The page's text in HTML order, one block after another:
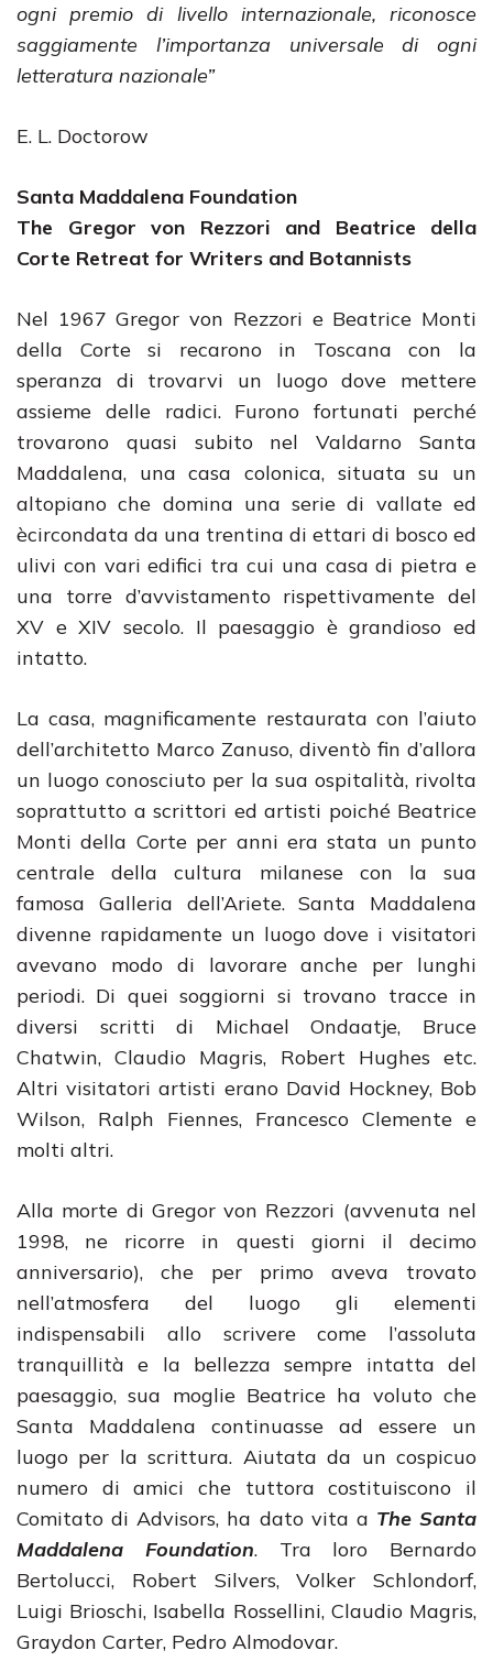
ogni premio di livello internazionale, riconosce
saggiamente l’importanza universale di ogni
letteratura nazionale”
E. L. Doctorow
Santa Maddalena Foundation
The Gregor von Rezzori and Beatrice della
Corte Retreat for Writers and Botannists
Nel 1967 Gregor von Rezzori e Beatrice Monti
della Corte si recarono in Toscana con la
speranza di trovarvi un luogo dove mettere
assieme delle radici. Furono fortunati perché
trovarono quasi subito nel Valdarno Santa
Maddalena, una casa colonica, situata su un
altopiano che domina una serie di vallate ed
ècircondata da una trentina di ettari di bosco ed
ulivi con vari edifici tra cui una casa di pietra e
una torre d’avvistamento rispettivamente del
XV e XIV secolo. Il paesaggio è grandioso ed
intatto.
La casa, magnificamente restaurata con l’aiuto
dell’architetto Marco Zanuso, diventò fin d’allora
un luogo conosciuto per la sua ospitalità, rivolta
soprattutto a scrittori ed artisti poiché Beatrice
Monti della Corte per anni era stata un punto
centrale della cultura milanese con la sua
famosa Galleria dell’Ariete. Santa Maddalena
divenne rapidamente un luogo dove i visitatori
avevano modo di lavorare anche per lunghi
periodi. Di quei soggiorni si trovano tracce in
diversi scritti di Michael Ondaatje, Bruce
Chatwin, Claudio Magris, Robert Hughes etc.
Altri visitatori artisti erano David Hockney, Bob
Wilson, Ralph Fiennes, Francesco Clemente e
molti altri.
Alla morte di Gregor von Rezzori (avvenuta nel
1998, ne ricorre in questi giorni il decimo
anniversario), che per primo aveva trovato
nell’atmosfera del luogo gli elementi
indispensabili allo scrivere come l’assoluta
tranquillità e la bellezza sempre intatta del
paesaggio, sua moglie Beatrice ha voluto che
Santa Maddalena continuasse ad essere un
luogo per la scrittura. Aiutata da un cospicuo
numero di amici che tuttora costituiscono il
Comitato di Advisors, ha dato vita a The Santa
Maddalena Foundation. Tra loro Bernardo
Bertolucci, Robert Silvers, Volker Schlondorf,
Luigi Brioschi, Isabella Rossellini, Claudio Magris,
Graydon Carter, Pedro Almodovar.